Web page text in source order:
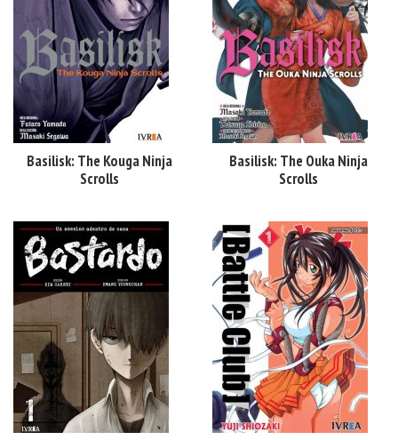
Basilisk: The Kouga Ninja
Scrolls
Basilisk: The Ouka Ninja
Scrolls